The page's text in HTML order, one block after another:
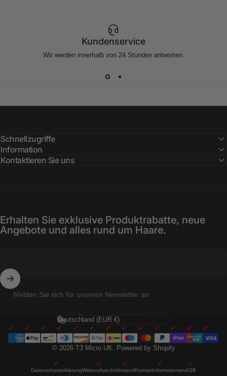
Kundenservice
Wir werden innerhalb von 24 Stunden antworten.
Schnellzugriffe
Information
Kontaktieren Sie uns
Erhalten Sie exklusive Produktrabatte, neue
Angebote und alles rund um Haare.
Melden Sie sich für unseren Newsletter an
© 2026 T3 Micro UK. Powered by Shopify
DatenschutzerklärungWiderrufsrechtVersandKontaktinformationenAGB
Sprache
Land/Region